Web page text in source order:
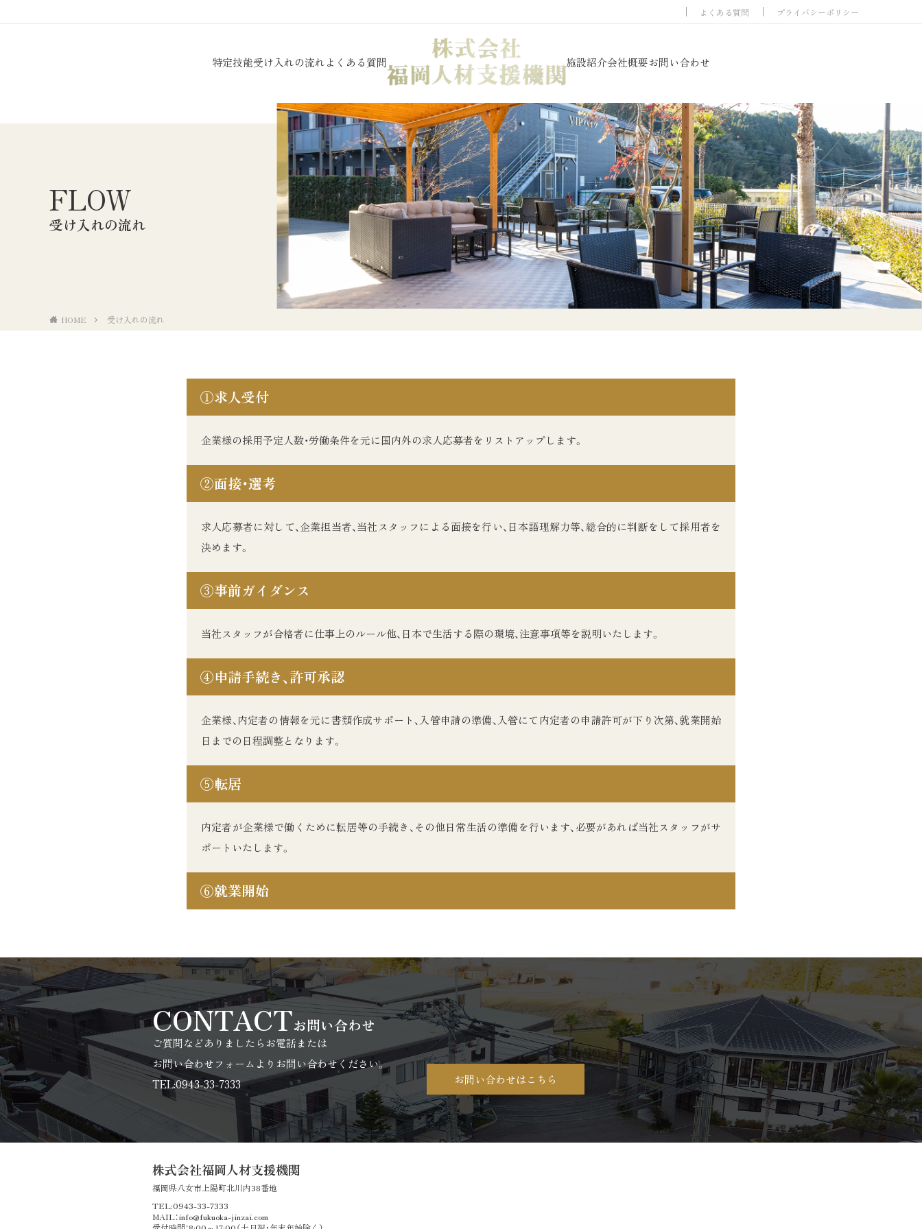
よくある質問 プライバシーポリシー
特定技能受け入れの流れよくある質問 施設紹介会社概要お問い合わせ
FLOW
受け入れの流れ
HOME 受け入れの流れ
①求人受付
企業様の採用予定人数・労働条件を元に国内外の求人応募者をリストアップします。
②面接・選考
求人応募者に対して、企業担当者、当社スタッフによる面接を行い、日本語理解力等、総合的に判断をして採用者を
決めます。
③事前ガイダンス
当社スタッフが合格者に仕事上のルール他、日本で生活する際の環境、注意事項等を説明いたします。
④申請手続き、許可承認
企業様、内定者の情報を元に書類作成サポート、入管申請の準備、入管にて内定者の申請許可が下り次第、就業開始
日までの日程調整となります。
⑤転居
内定者が企業様で働くために転居等の手続き、その他日常生活の準備を行います、必要があれば当社スタッフがサ
ポートいたします。
⑥就業開始
CONTACTお問い合わせ
ご質問などありましたらお電話または
お問い合わせフォームよりお問い合わせください。
TEL:0943-33-7333
お問い合わせはこちら
株式会社福岡人材支援機関
福岡県八女市上陽町北川内38番地
TEL:0943-33-7333
MAIL：info@fukuoka-jinzai.com